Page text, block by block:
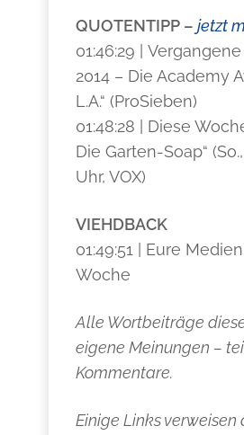
QUOTENTIPP – jetzt
01:46:29 |
2014 – Die Academy
L.A.“ (ProSieben)
01:48:28 | Diese
Die Garten-Soap“
Uhr, VOX)
VIEHDBACK
01:49:51 | Eure
Woche
Alle Wortbeiträge
eigene Meinungen –
Kommentare.
Einige Links verweisen